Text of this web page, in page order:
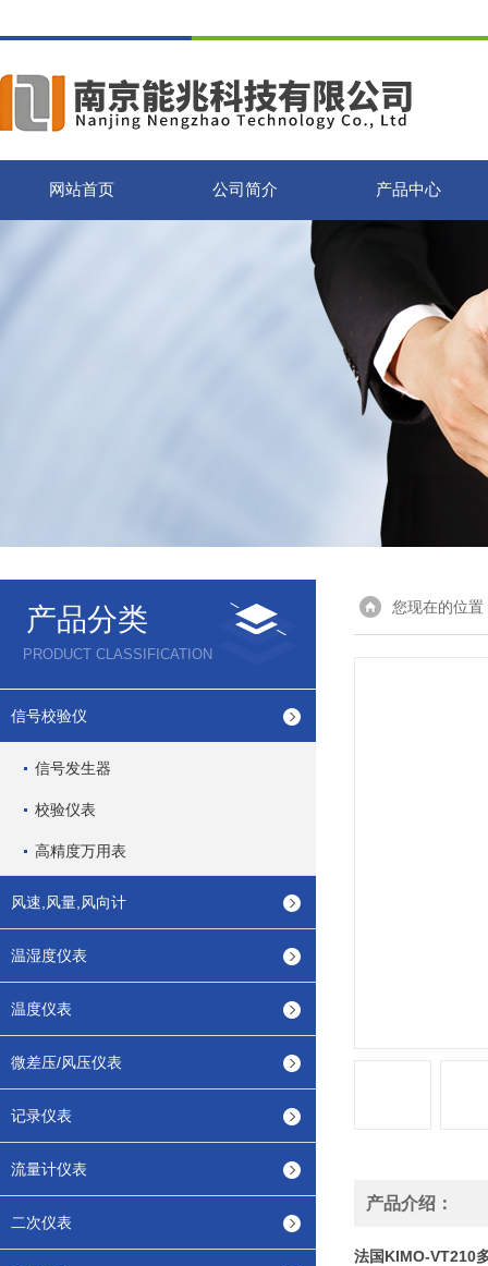
网站首页 公司简介 产品中心
产品分类
PRODUCT CLASSIFICATION
信号校验仪
信号发生器
校验仪表
高精度万用表
风速,风量,风向计
温湿度仪表
温度仪表
微差压/风压仪表
记录仪表
流量计仪表
二次仪表
您现在的位置
产品介绍：
法国KIMO-VT210